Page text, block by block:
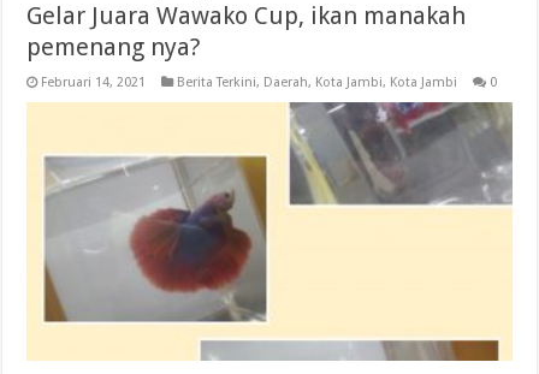
Gelar Juara Wawako Cup, ikan manakah
pemenang nya?
Februari 14, 2021 Berita Terkini, Daerah, Kota Jambi, Kota Jambi 0